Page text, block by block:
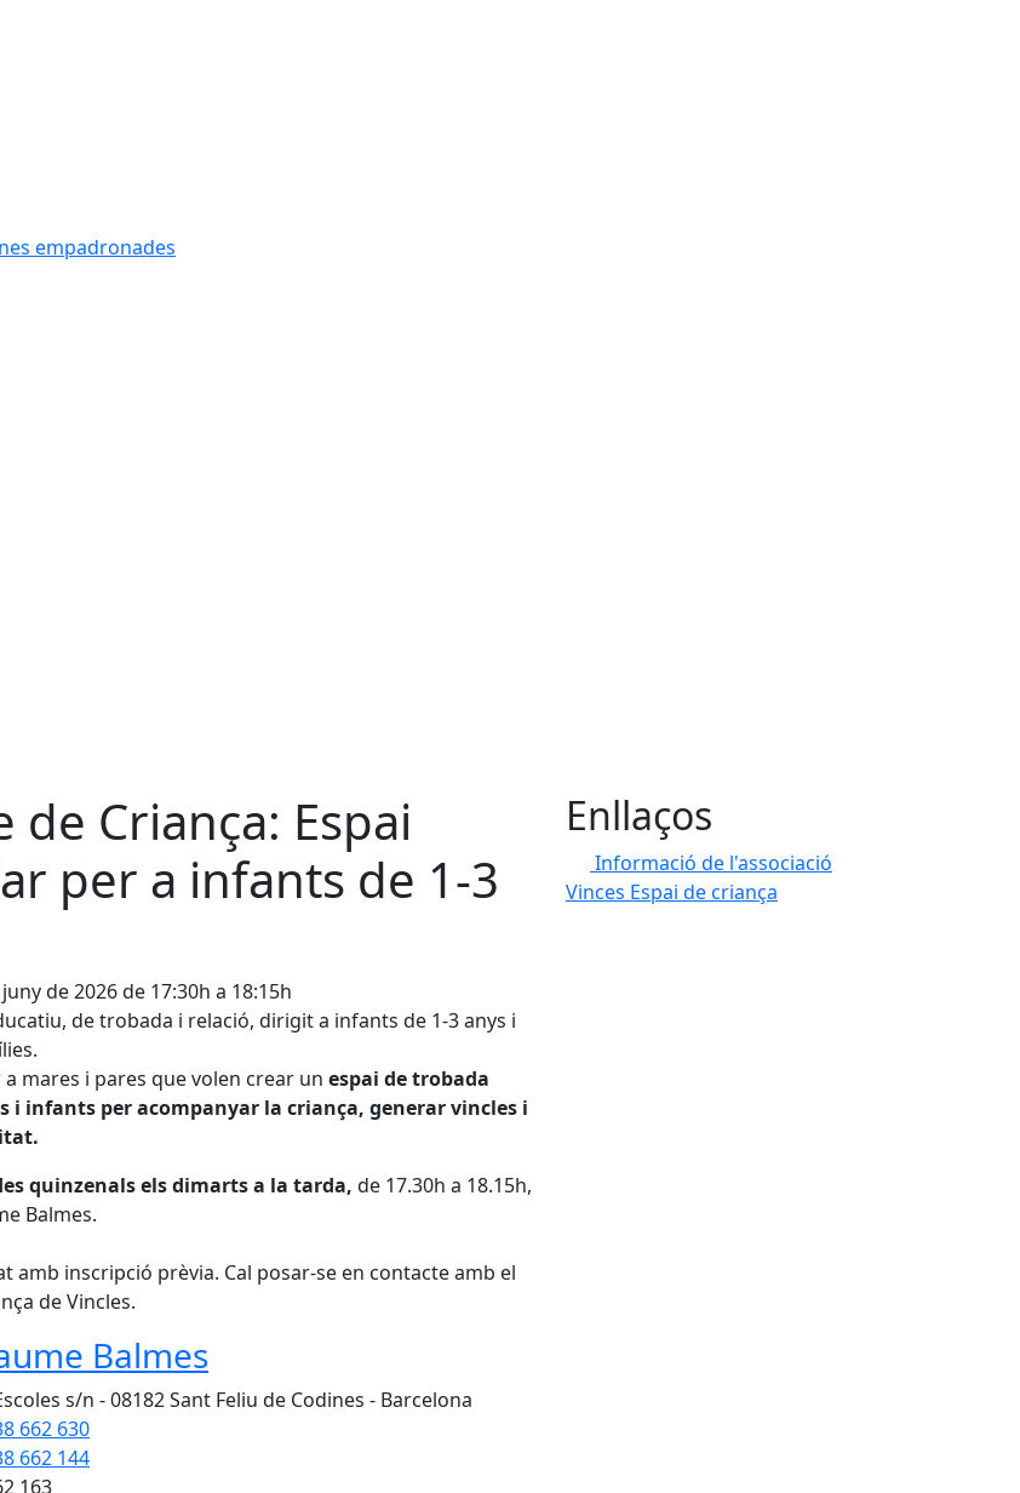
empadronades
de Criança: Espai
per a infants de 1-3
de 2026 de 17:30h a 18:15h
de trobada i relació, dirigit a infants de 1-3 anys i
mares i pares que volen crear un espai de trobada
i infants per acompanyar la criança, generar vincles i
quinzenals els dimarts a la tarda, de 17.30h a 18.15h,
Balmes.
amb inscripció prèvia. Cal posar-se en contacte amb el
de Vincles.
Balmes
s/n - 08182 Sant Feliu de Codines - Barcelona
662 630
662 144
163
Enllaços
Informació de l'associació
Vinces Espai de criança